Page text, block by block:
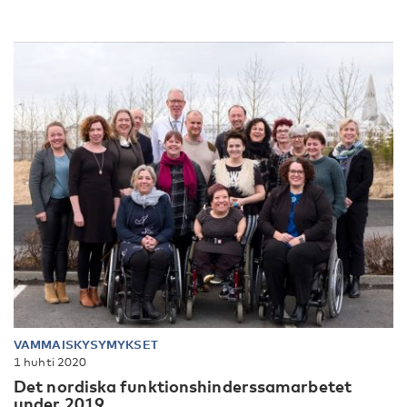
VAMMAISKYSYMYKSET
1 huhti 2020
Det nordiska funktionshinderssamarbetet